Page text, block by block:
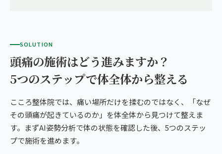
SOLUTION
頭痛の施術はどう進みますか？
5つのステップで体全体から整える
こころ整体院では、痛い場所だけを揉むのではなく、「なぜ
その頭痛が起きているのか」を体全体から見つけて整えま
す。まずAI姿勢分析で体の状態を確認した後、5つのステッ
プで施術を進めます。